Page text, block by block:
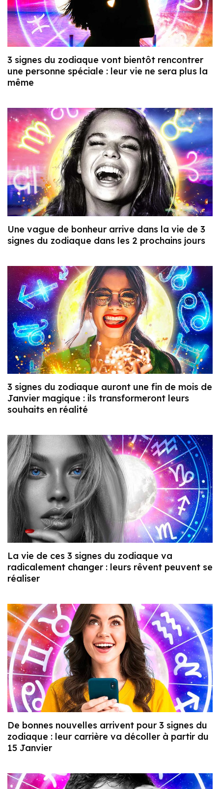
3 signes du zodiaque vont bientôt rencontrer
une personne spéciale : leur vie ne sera plus la
même
Une vague de bonheur arrive dans la vie de 3
signes du zodiaque dans les 2 prochains jours
3 signes du zodiaque auront une fin de mois de
Janvier magique : ils transformeront leurs
souhaits en réalité
La vie de ces 3 signes du zodiaque va
radicalement changer : leurs rêvent peuvent se
réaliser
De bonnes nouvelles arrivent pour 3 signes du
zodiaque : leur carrière va décoller à partir du
15 Janvier